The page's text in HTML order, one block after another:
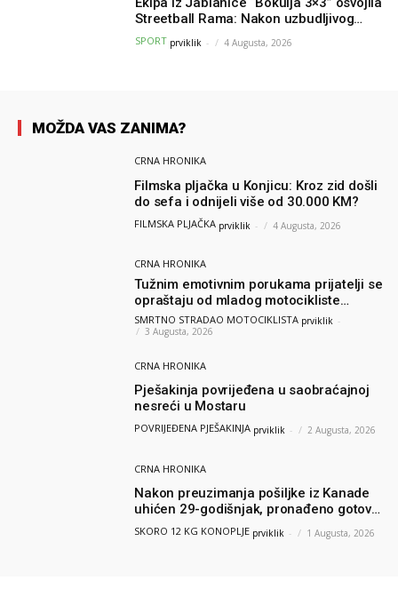
Streetball Rama: Nakon uzbudljivog
finala poznati svi pobjednici turnira
SPORT prviklik - 4 Augusta, 2026
MOŽDA VAS ZANIMA?
CRNA HRONIKA
Filmska pljačka u Konjicu: Kroz zid došli
do sefa i odnijeli više od 30.000 KM?
FILMSKA PLJAČKA prviklik - 4 Augusta, 2026
CRNA HRONIKA
Tužnim emotivnim porukama prijatelji se
opraštaju od mladog motocikliste
Husnije Porča
SMRTNO STRADAO MOTOCIKLISTA prviklik -
3 Augusta, 2026
CRNA HRONIKA
Pješakinja povrijeđena u saobraćajnoj
nesreći u Mostaru
POVRIJEĐENA PJEŠAKINJA prviklik - 2 Augusta, 2026
CRNA HRONIKA
Nakon preuzimanja pošiljke iz Kanade
uhićen 29-godišnjak, pronađeno gotovo
12 kilograma konoplje
SKORO 12 KG KONOPLJE prviklik - 1 Augusta, 2026